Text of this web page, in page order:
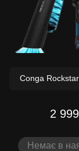
2
Немає в